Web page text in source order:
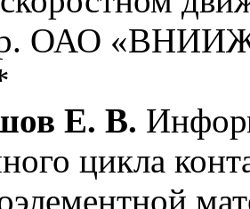
ОАО
Е. В.
цикла